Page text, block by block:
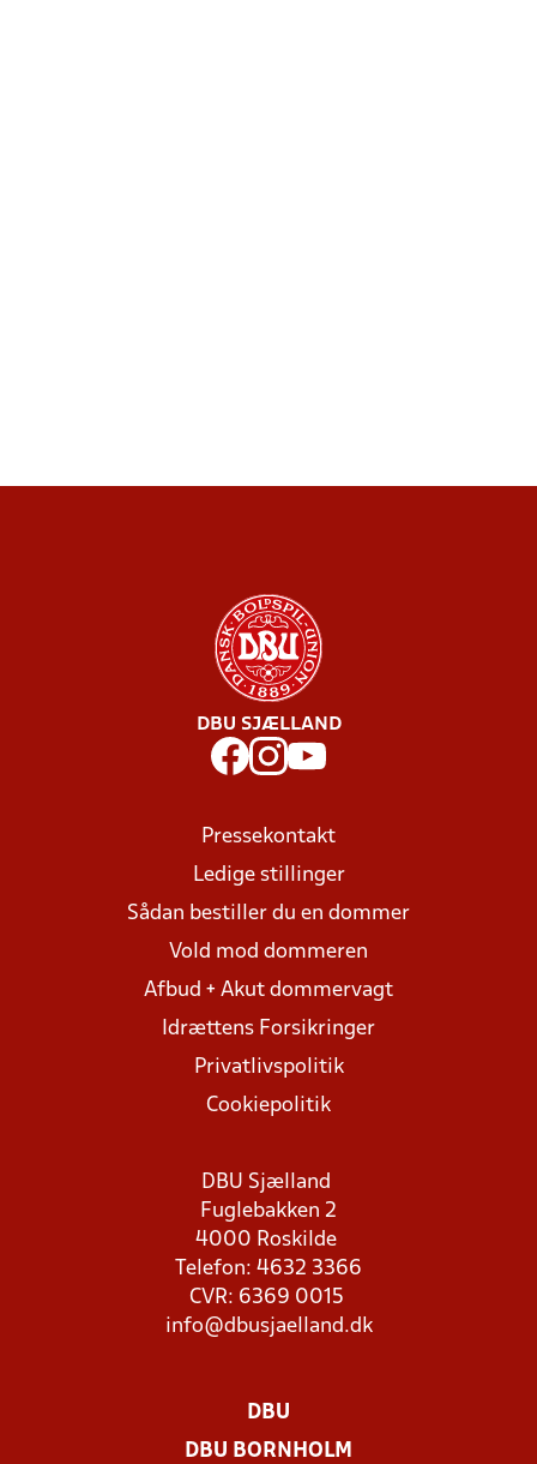
DBU SJÆLLAND
Pressekontakt
Ledige stillinger
Sådan bestiller du en dommer
Vold mod dommeren
Afbud + Akut dommervagt
Idrættens Forsikringer
Privatlivspolitik
Cookiepolitik
DBU Sjælland
Fuglebakken 2
4000 Roskilde
Telefon: 4632 3366
CVR: 6369 0015
info@dbusjaelland.dk
DBU
DBU BORNHOLM